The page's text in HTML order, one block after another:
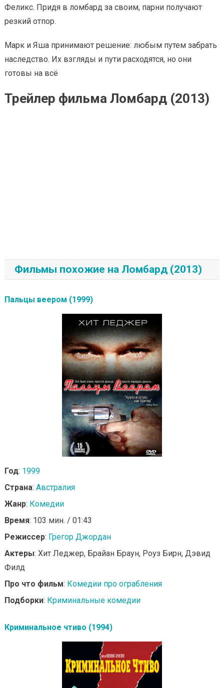
Феликс. Придя в ломбард за своим, парни получают
резкий отпор.
Марк и Яша принимают решение: любым путем забрать
наследство. Их взгляды и пути расходятся, но они
готовы на всё
Трейлер фильма Ломбард (2013)
Фильмы похожие на Ломбард (2013)
Пальцы веером (1999)
Год: 1999
Страна: Австралия
Жанр: Комедии
Время: 103 мин. / 01:43
Режиссер: Грегор Джордан
Актеры: Хит Леджер, Брайан Браун, Роуз Бирн, Дэвид
Филд
Про что фильм: Комедии про ограбления
Подборки: Криминальные комедии
Криминальное чтиво (1994)